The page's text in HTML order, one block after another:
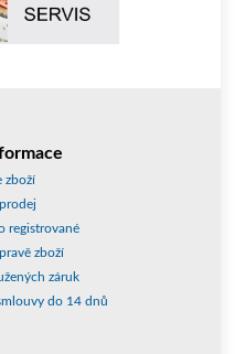
zboží
registrované
zboží
záruk
do 14 dnů